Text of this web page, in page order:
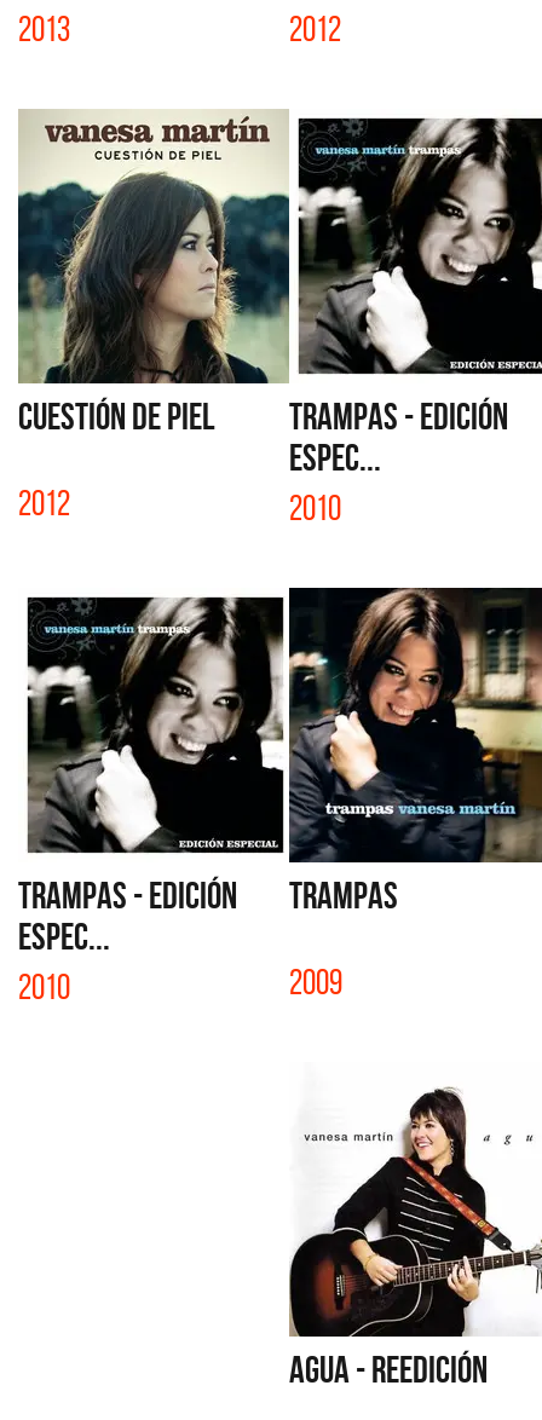
2013 2012
CUESTIÓN DE PIEL
2012
TRAMPAS - EDICIÓN
ESPEC...
2010
TRAMPAS - EDICIÓN
ESPEC...
2010
TRAMPAS
2009
AGUA - REEDICIÓN